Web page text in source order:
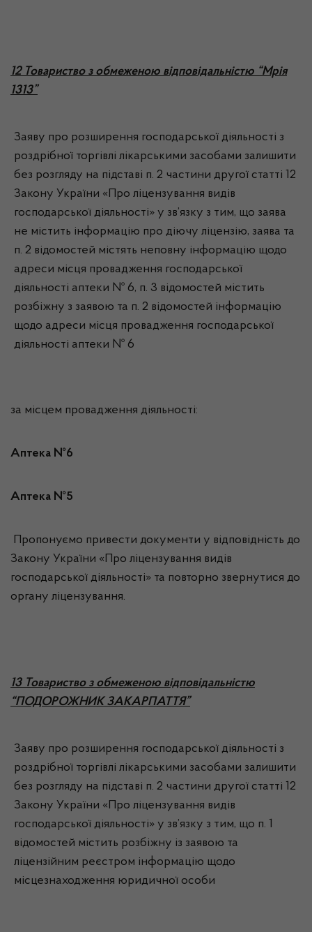
12 Товариство з обмеженою відповідальністю “Мрія
1313”
Заяву про розширення господарської діяльності з
роздрібної торгівлі лікарськими засобами залишити
без розгляду на підставі п. 2 частини другої статті 12
Закону України «Про ліцензування видів
господарської діяльності» у зв’язку з тим, що заява
не містить інформацію про діючу ліцензію, заява та
п. 2 відомостей містять неповну інформацію щодо
адреси місця провадження господарської
діяльності аптеки № 6, п. 3 відомостей містить
розбіжну з заявою та п. 2 відомостей інформацію
щодо адреси місця провадження господарської
діяльності аптеки № 6
за місцем провадження діяльності:
Аптека №6
Аптека №5
Пропонуємо привести документи у відповідність до
Закону України «Про ліцензування видів
господарської діяльності» та повторно звернутися до
органу ліцензування.
13 Товариство з обмеженою відповідальністю
“ПОДОРОЖНИК ЗАКАРПАТТЯ”
Заяву про розширення господарської діяльності з
роздрібної торгівлі лікарськими засобами залишити
без розгляду на підставі п. 2 частини другої статті 12
Закону України «Про ліцензування видів
господарської діяльності» у зв’язку з тим, що п. 1
відомостей містить розбіжну із заявою та
ліцензійним реєстром інформацію щодо
місцезнаходження юридичної особи